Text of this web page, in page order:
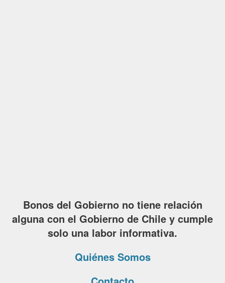
Bonos del Gobierno no tiene relación
alguna con el Gobierno de Chile y cumple
solo una labor informativa.
Quiénes Somos